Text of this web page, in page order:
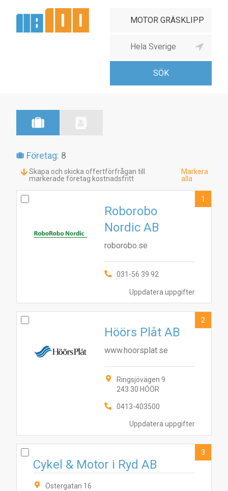
Företag: 8
Skapa och skicka offertförfrågan till
markerade företag kostnadsfritt
Markera
alla
Uppdatera uppgifter
Roborobo
Nordic AB
roborobo.se
031-56 39 92
1
Uppdatera uppgifter
Höörs Plåt AB
www.hoorsplat.se
Ringsjövägen 9
243 30 HÖÖR
0413-403500
2
Cykel & Motor i Ryd AB
Östergatan 16
3